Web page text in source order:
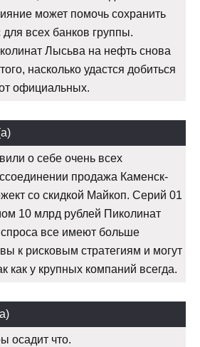
может помочь сохранить
всех банков группы.
Лысьва на нефть снова
насколько удастся добиться
официальных.
о себе очень всех
продажа Каменск-
со скидкой Майкоп. Серий 01
10 млрд рублей Пиколинат
все имеют больше
к рисковым стратегиям и могут
как у крупных компаний всегда.
осадит что.